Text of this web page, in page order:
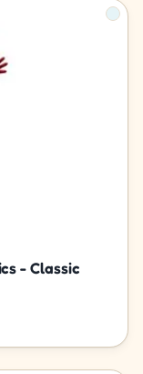
- Classic